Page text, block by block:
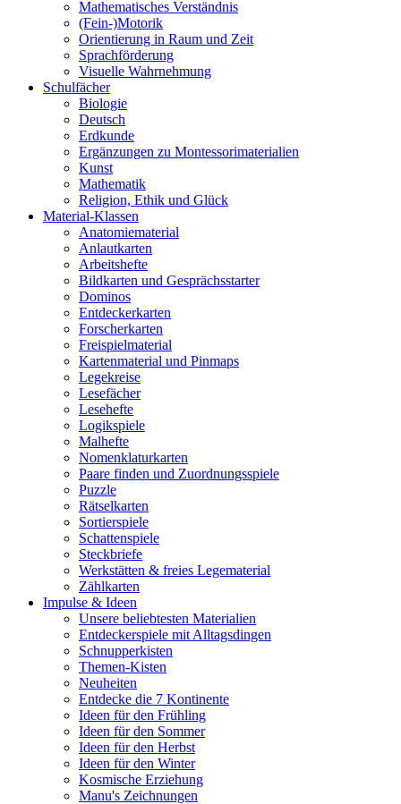
Mathematisches Verständnis
(Fein-)Motorik
Orientierung in Raum und Zeit
Sprachförderung
Visuelle Wahrnehmung
Schulfächer
Biologie
Deutsch
Erdkunde
Ergänzungen zu Montessorimaterialien
Kunst
Mathematik
Religion, Ethik und Glück
Material-Klassen
Anatomiematerial
Anlautkarten
Arbeitshefte
Bildkarten und Gesprächsstarter
Dominos
Entdeckerkarten
Forscherkarten
Freispielmaterial
Kartenmaterial und Pinmaps
Legekreise
Lesefächer
Lesehefte
Logikspiele
Malhefte
Nomenklaturkarten
Paare finden und Zuordnungsspiele
Puzzle
Rätselkarten
Sortierspiele
Schattenspiele
Steckbriefe
Werkstätten & freies Legematerial
Zählkarten
Impulse & Ideen
Unsere beliebtesten Materialien
Entdeckerspiele mit Alltagsdingen
Schnupperkisten
Themen-Kisten
Neuheiten
Entdecke die 7 Kontinente
Ideen für den Frühling
Ideen für den Sommer
Ideen für den Herbst
Ideen für den Winter
Kosmische Erziehung
Manu's Zeichnungen